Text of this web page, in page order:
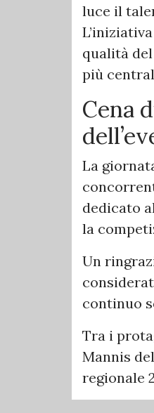
luce il
qualità
più
Cena
La
dedicato
la
Un
continuo
Tra i
Mannis
regionale